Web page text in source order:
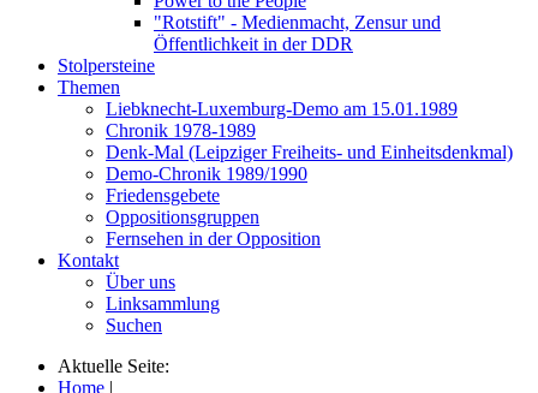
"Rotstift" - Medienmacht, Zensur und
Öffentlichkeit in der DDR
Stolpersteine
Themen
Liebknecht-Luxemburg-Demo am 15.01.1989
Chronik 1978-1989
Denk-Mal (Leipziger Freiheits- und Einheitsdenkmal)
Demo-Chronik 1989/1990
Friedensgebete
Oppositionsgruppen
Fernsehen in der Opposition
Kontakt
Über uns
Linksammlung
Suchen
Aktuelle Seite:
Home |